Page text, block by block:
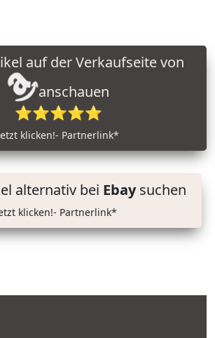
anschauen
⭐⭐⭐⭐⭐
klicken!- Partnerlink*
alternativ bei Ebaysuchen
klicken!- Partnerlink*